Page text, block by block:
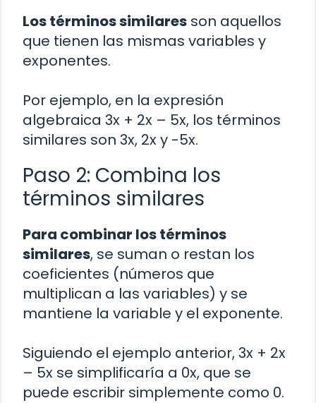
Los términos similares son aquellos
que tienen las mismas variables y
exponentes.
Por ejemplo, en la expresión
algebraica 3x + 2x – 5x, los términos
similares son 3x, 2x y -5x.
Paso 2: Combina los
términos similares
Para combinar los términos
similares, se suman o restan los
coeficientes (números que
multiplican a las variables) y se
mantiene la variable y el exponente.
Siguiendo el ejemplo anterior, 3x + 2x
– 5x se simplificaría a 0x, que se
puede escribir simplemente como 0.